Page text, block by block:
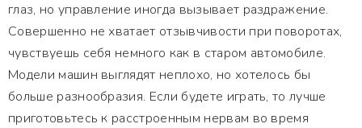
глаз, но управление иногда вызывает раздражение.
Совершенно не хватает отзывчивости при поворотах,
чувствуешь себя немного как в старом автомобиле.
Модели машин выглядят неплохо, но хотелось бы
больше разнообразия. Если будете играть, то лучше
приготовьтесь к расстроенным нервам во время